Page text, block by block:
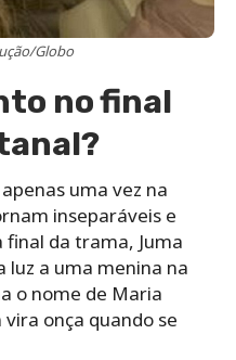
Globo
no final
uma vez na
inseparáveis e
final da trama, Juma
luz a uma menina na
o nome de Maria
onça quando se